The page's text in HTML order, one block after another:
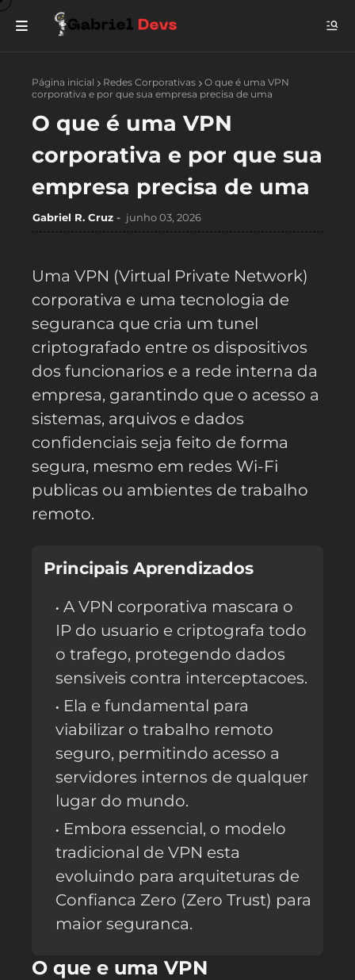
Página inicial Redes Corporativas
O que é uma VPN
corporativa e por que sua empresa precisa de uma
O que é uma VPN
corporativa e por que sua
empresa precisa de uma
Gabriel R. Cruz junho 03, 2026
Uma VPN (Virtual Private Network)
corporativa e uma tecnologia de
seguranca que cria um tunel
criptografado entre os dispositivos
dos funcionarios e a rede interna da
empresa, garantindo que o acesso a
sistemas, arquivos e dados
confidenciais seja feito de forma
segura, mesmo em redes Wi-Fi
publicas ou ambientes de trabalho
remoto.
Principais Aprendizados
A VPN corporativa mascara o
IP do usuario e criptografa todo
o trafego, protegendo dados
sensiveis contra interceptacoes.
Ela e fundamental para
viabilizar o trabalho remoto
seguro, permitindo acesso a
servidores internos de qualquer
lugar do mundo.
Embora essencial, o modelo
tradicional de VPN esta
evoluindo para arquiteturas de
Confianca Zero (Zero Trust) para
maior seguranca.
O que e uma VPN